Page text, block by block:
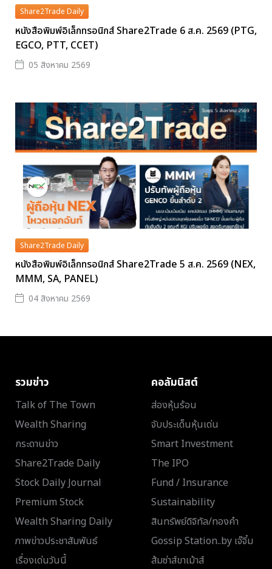
Share2Trade Daily
หนังสือพิมพ์อิเล็กทรอนิกส์ Share2Trade 6 ส.ค. 2569 (PTG,
EGCO, PTT, CCET)
05 สิงหาคม 2569
Share2Trade Daily
หนังสือพิมพ์อิเล็กทรอนิกส์ Share2Trade 5 ส.ค. 2569 (NEX,
MMM, SA, PANEL)
04 สิงหาคม 2569
รวมข่าว
Talk of The Town
Wealth Sharing
กระดานข่าว
Share2Trade Daily
Stock Daily Journal
Premium Stock
Wealth Sharing Daily
ภาพข่าวประชาสัมพันธ์
เรื่องเด่นวันนี้
คอลัมนิสต์
ส่องหุ้นร้อน
จับประเด็นหุ้นเด่น
Smart Investment
The IPO
Fund / Insurance
Sustainability
สินทรัพย์ดิจิทัล/ทองคำ
Gossip Station..by เจ๊จิ๋ม
ส้มซ่าส์ขาเม้าส์